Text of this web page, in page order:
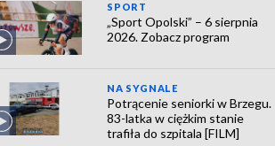
SPORT
„Sport Opolski” – 6 sierpnia
2026. Zobacz program
NA SYGNALE
Potrącenie seniorki w Brzegu.
83-latka w ciężkim stanie
trafiła do szpitala [FILM]